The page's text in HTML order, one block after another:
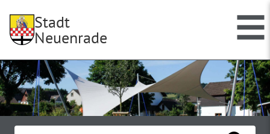
Stadt
Neuenrade